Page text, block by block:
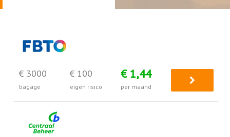
€ 3000
bagage
€ 100
eigen risico
€ 1,44
per maand